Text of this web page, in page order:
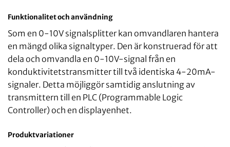
Funktionalitet och användning
Som en 0-10V signalsplitter kan omvandlaren hantera
en mängd olika signaltyper. Den är konstruerad för att
dela och omvandla en 0-10V-signal från en
konduktivitetstransmitter till två identiska 4-20mA-
signaler. Detta möjliggör samtidig anslutning av
transmittern till en PLC (Programmable Logic
Controller) och en displayenhet.
Produktvariationer